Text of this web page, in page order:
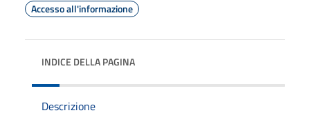
Accesso all'informazione
INDICE DELLA PAGINA
Descrizione